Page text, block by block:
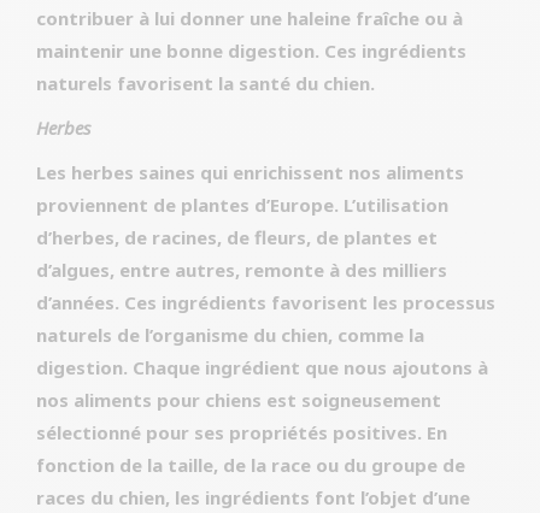
contribuer à lui donner une haleine fraîche ou à
maintenir une bonne digestion. Ces ingrédients
naturels favorisent la santé du chien.
Herbes
Les herbes saines qui enrichissent nos aliments
proviennent de plantes d’Europe. L’utilisation
d’herbes, de racines, de fleurs, de plantes et
d’algues, entre autres, remonte à des milliers
d’années. Ces ingrédients favorisent les processus
naturels de l’organisme du chien, comme la
digestion. Chaque ingrédient que nous ajoutons à
nos aliments pour chiens est soigneusement
sélectionné pour ses propriétés positives. En
fonction de la taille, de la race ou du groupe de
races du chien, les ingrédients font l’objet d’une